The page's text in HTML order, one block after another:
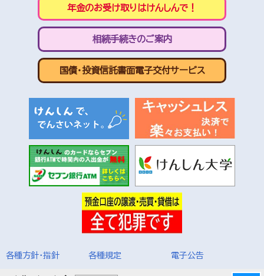
年金のお受け取りはけんしんで！
相続手続きのご案内
国債・投資信託書面電子交付サービス
各種方針・指針 各種規定 電子公告